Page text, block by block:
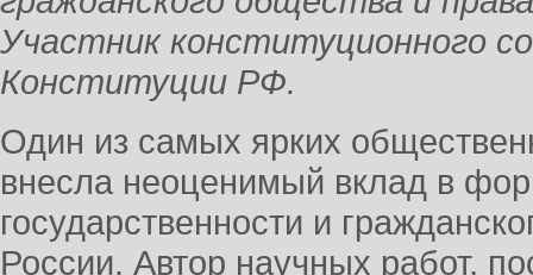
Участник конституционного
Конституции РФ.
Один из самых ярких
внесла неоценимый вклад в
государственности и
России. Автор научных работ,